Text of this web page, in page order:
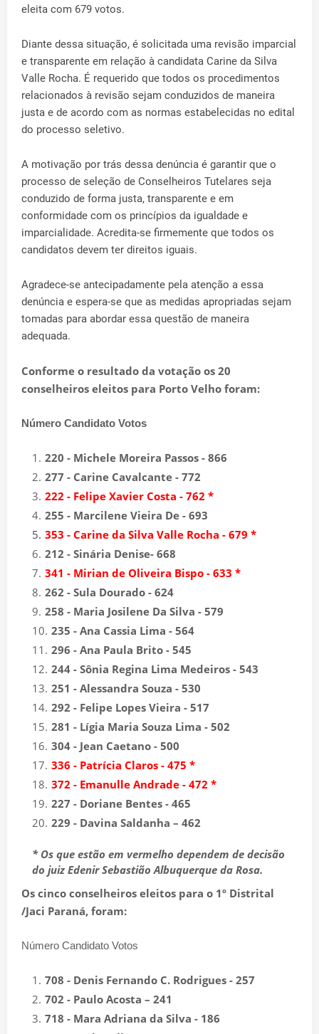
eleita com 679 votos.
Diante dessa situação, é solicitada uma revisão imparcial
e transparente em relação à candidata Carine da Silva
Valle Rocha. É requerido que todos os procedimentos
relacionados à revisão sejam conduzidos de maneira
justa e de acordo com as normas estabelecidas no edital
do processo seletivo.
A motivação por trás dessa denúncia é garantir que o
processo de seleção de Conselheiros Tutelares seja
conduzido de forma justa, transparente e em
conformidade com os princípios da igualdade e
imparcialidade. Acredita-se firmemente que todos os
candidatos devem ter direitos iguais.
Agradece-se antecipadamente pela atenção a essa
denúncia e espera-se que as medidas apropriadas sejam
tomadas para abordar essa questão de maneira
adequada.
Conforme o resultado da votação os 20
conselheiros eleitos para Porto Velho foram:
Número Candidato Votos
220 - Michele Moreira Passos - 866
277 - Carine Cavalcante - 772
222 - Felipe Xavier Costa - 762 *
255 - Marcilene Vieira De - 693
353 - Carine da Silva Valle Rocha - 679 *
212 - Sinária Denise- 668
341 - Mirian de Oliveira Bispo - 633 *
262 - Sula Dourado - 624
258 - Maria Josilene Da Silva - 579
235 - Ana Cassia Lima - 564
296 - Ana Paula Brito - 545
244 - Sônia Regina Lima Medeiros - 543
251 - Alessandra Souza - 530
292 - Felipe Lopes Vieira - 517
281 - Lígia Maria Souza Lima - 502
304 - Jean Caetano - 500
336 - Patrícia Claros - 475 *
372 - Emanulle Andrade - 472 *
227 - Doriane Bentes - 465
229 - Davina Saldanha – 462
* Os que estão em vermelho dependem de decisão
do juiz Edenir Sebastião Albuquerque da Rosa.
Os cinco conselheiros eleitos para o 1º Distrital
/Jaci Paraná, foram:
Número Candidato Votos
708 - Denis Fernando C. Rodrigues - 257
702 - Paulo Acosta – 241
718 - Mara Adriana da Silva - 186